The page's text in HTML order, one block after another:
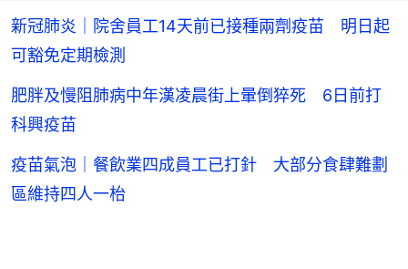
新冠肺炎｜院舍員工14天前已接種兩劑疫苗 明日起
可豁免定期檢測
肥胖及慢阻肺病中年漢凌晨街上暈倒猝死 6日前打
科興疫苗
疫苗氣泡｜餐飲業四成員工已打針 大部分食肆難劃
區維持四人一枱